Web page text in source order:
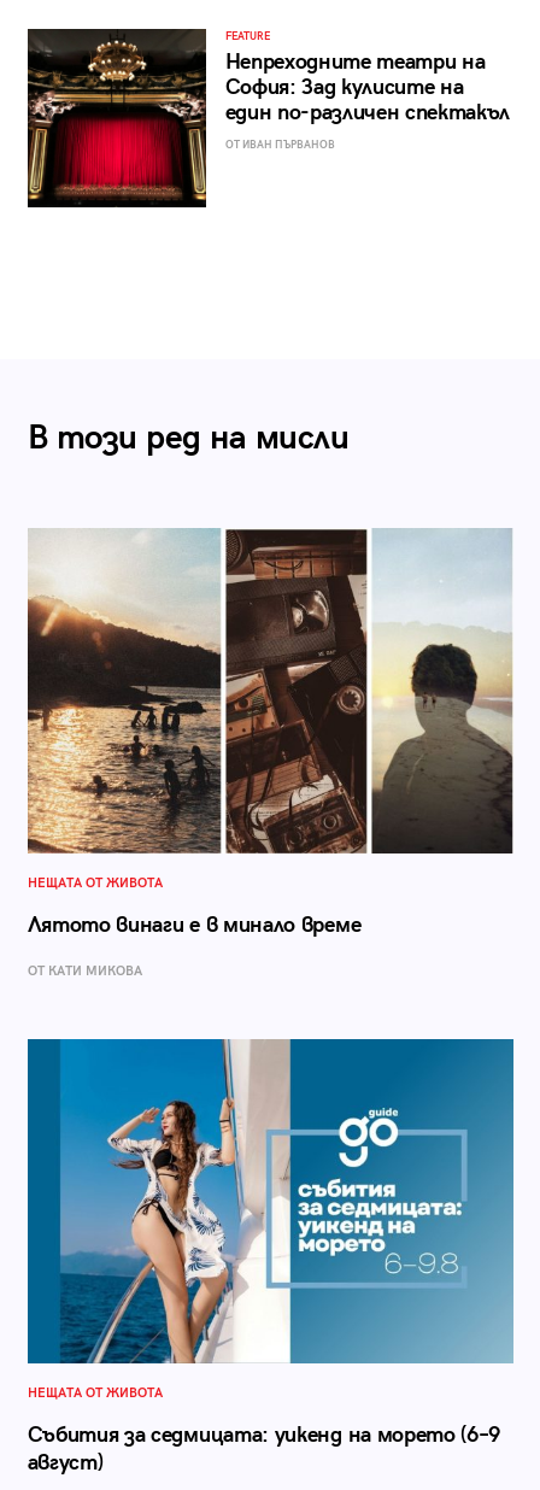
FEATURE
Непреходните театри на
София: Зад кулисите на
един по-различен спектакъл
ОТ ИВАН ПЪРВАНОВ
В този ред на мисли
НЕЩАТА ОТ ЖИВОТА
Лятото винаги е в минало време
ОТ КАТИ МИКОВА
НЕЩАТА ОТ ЖИВОТА
Събития за седмицата: уикенд на морето (6–9
август)